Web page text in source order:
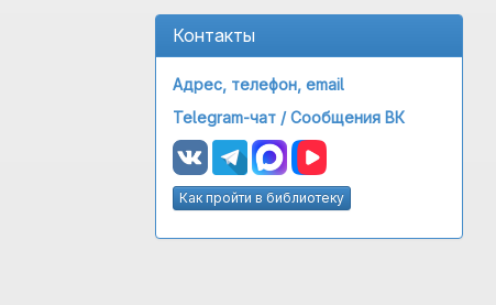
Контакты
Адрес, телефон, email
Telegram-чат /Сообщения ВК
Как пройти в библиотеку